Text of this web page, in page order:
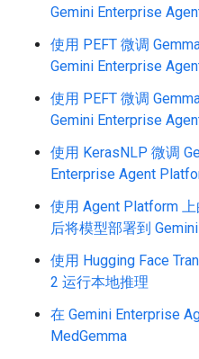
Gemini Enterprise
使用 PEFT 微调
Gemini Enterprise
使用 PEFT 微调
Gemini Enterprise
使用 KerasNLP 微调
Enterprise Agent
使用 Agent Platform
后将模型部署到
使用 Hugging Face
2 运行本地推理
在 Gemini Enterprise
MedGemma